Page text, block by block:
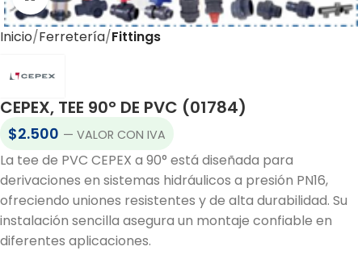
Inicio Ferretería Fittings
CEPEX, TEE 90° DE PVC (01784)
$2.500 — VALOR CON IVA
La tee de PVC CEPEX a 90° está diseñada para
derivaciones en sistemas hidráulicos a presión PN16,
ofreciendo uniones resistentes y de alta durabilidad. Su
instalación sencilla asegura un montaje confiable en
diferentes aplicaciones.